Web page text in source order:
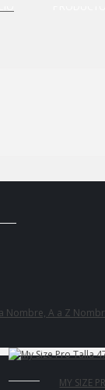
Nombre, A a Z
MY SIZE